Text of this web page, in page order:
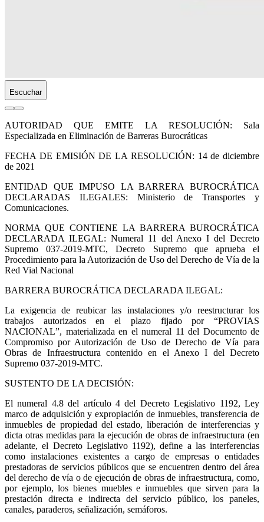
Escuchar
AUTORIDAD QUE EMITE LA RESOLUCIÓN: Sala
Especializada en Eliminación de Barreras Burocráticas
FECHA DE EMISIÓN DE LA RESOLUCIÓN: 14 de diciembre
de 2021
ENTIDAD QUE IMPUSO LA BARRERA BUROCRÁTICA
DECLARADAS ILEGALES: Ministerio de Transportes y
Comunicaciones.
NORMA QUE CONTIENE LA BARRERA BUROCRÁTICA
DECLARADA ILEGAL: Numeral 11 del Anexo I del Decreto
Supremo 037-2019-MTC, Decreto Supremo que aprueba el
Procedimiento para la Autorización de Uso del Derecho de Vía de la
Red Vial Nacional
BARRERA BUROCRÁTICA DECLARADA ILEGAL:
La exigencia de reubicar las instalaciones y/o reestructurar los
trabajos autorizados en el plazo fijado por “PROVIAS
NACIONAL”, materializada en el numeral 11 del Documento de
Compromiso por Autorización de Uso de Derecho de Vía para
Obras de Infraestructura contenido en el Anexo I del Decreto
Supremo 037-2019-MTC.
SUSTENTO DE LA DECISIÓN:
El numeral 4.8 del artículo 4 del Decreto Legislativo 1192, Ley
marco de adquisición y expropiación de inmuebles, transferencia de
inmuebles de propiedad del estado, liberación de interferencias y
dicta otras medidas para la ejecución de obras de infraestructura (en
adelante, el Decreto Legislativo 1192), define a las interferencias
como instalaciones existentes a cargo de empresas o entidades
prestadoras de servicios públicos que se encuentren dentro del área
del derecho de vía o de ejecución de obras de infraestructura, como,
por ejemplo, los bienes muebles e inmuebles que sirven para la
prestación directa e indirecta del servicio público, los paneles,
canales, paraderos, señalización, semáforos.